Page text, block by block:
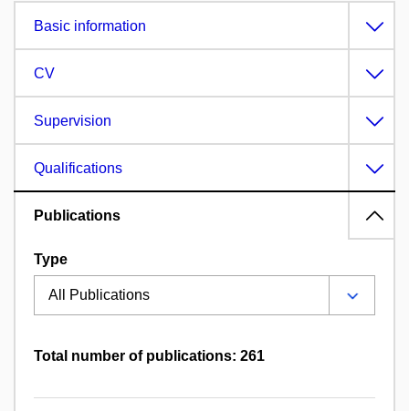
Basic information
CV
Supervision
Qualifications
Publications
Type
Total number of publications: 261